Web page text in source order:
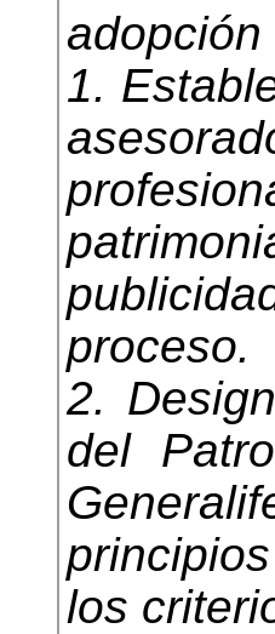
1.
proceso.
2.
del
los